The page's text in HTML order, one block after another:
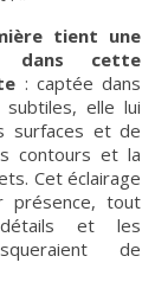
tient une
dans cette
: captée dans
elle lui
surfaces et de
contours et la
Cet éclairage
présence, tout
et les
de